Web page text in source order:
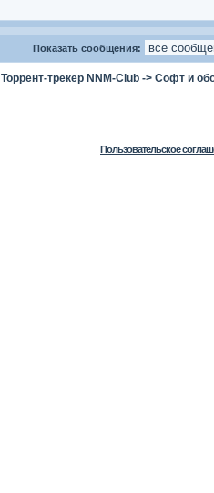
Показать сообщения:
Торрент-трекер NNM-Club -> Софт и
Пользовательское